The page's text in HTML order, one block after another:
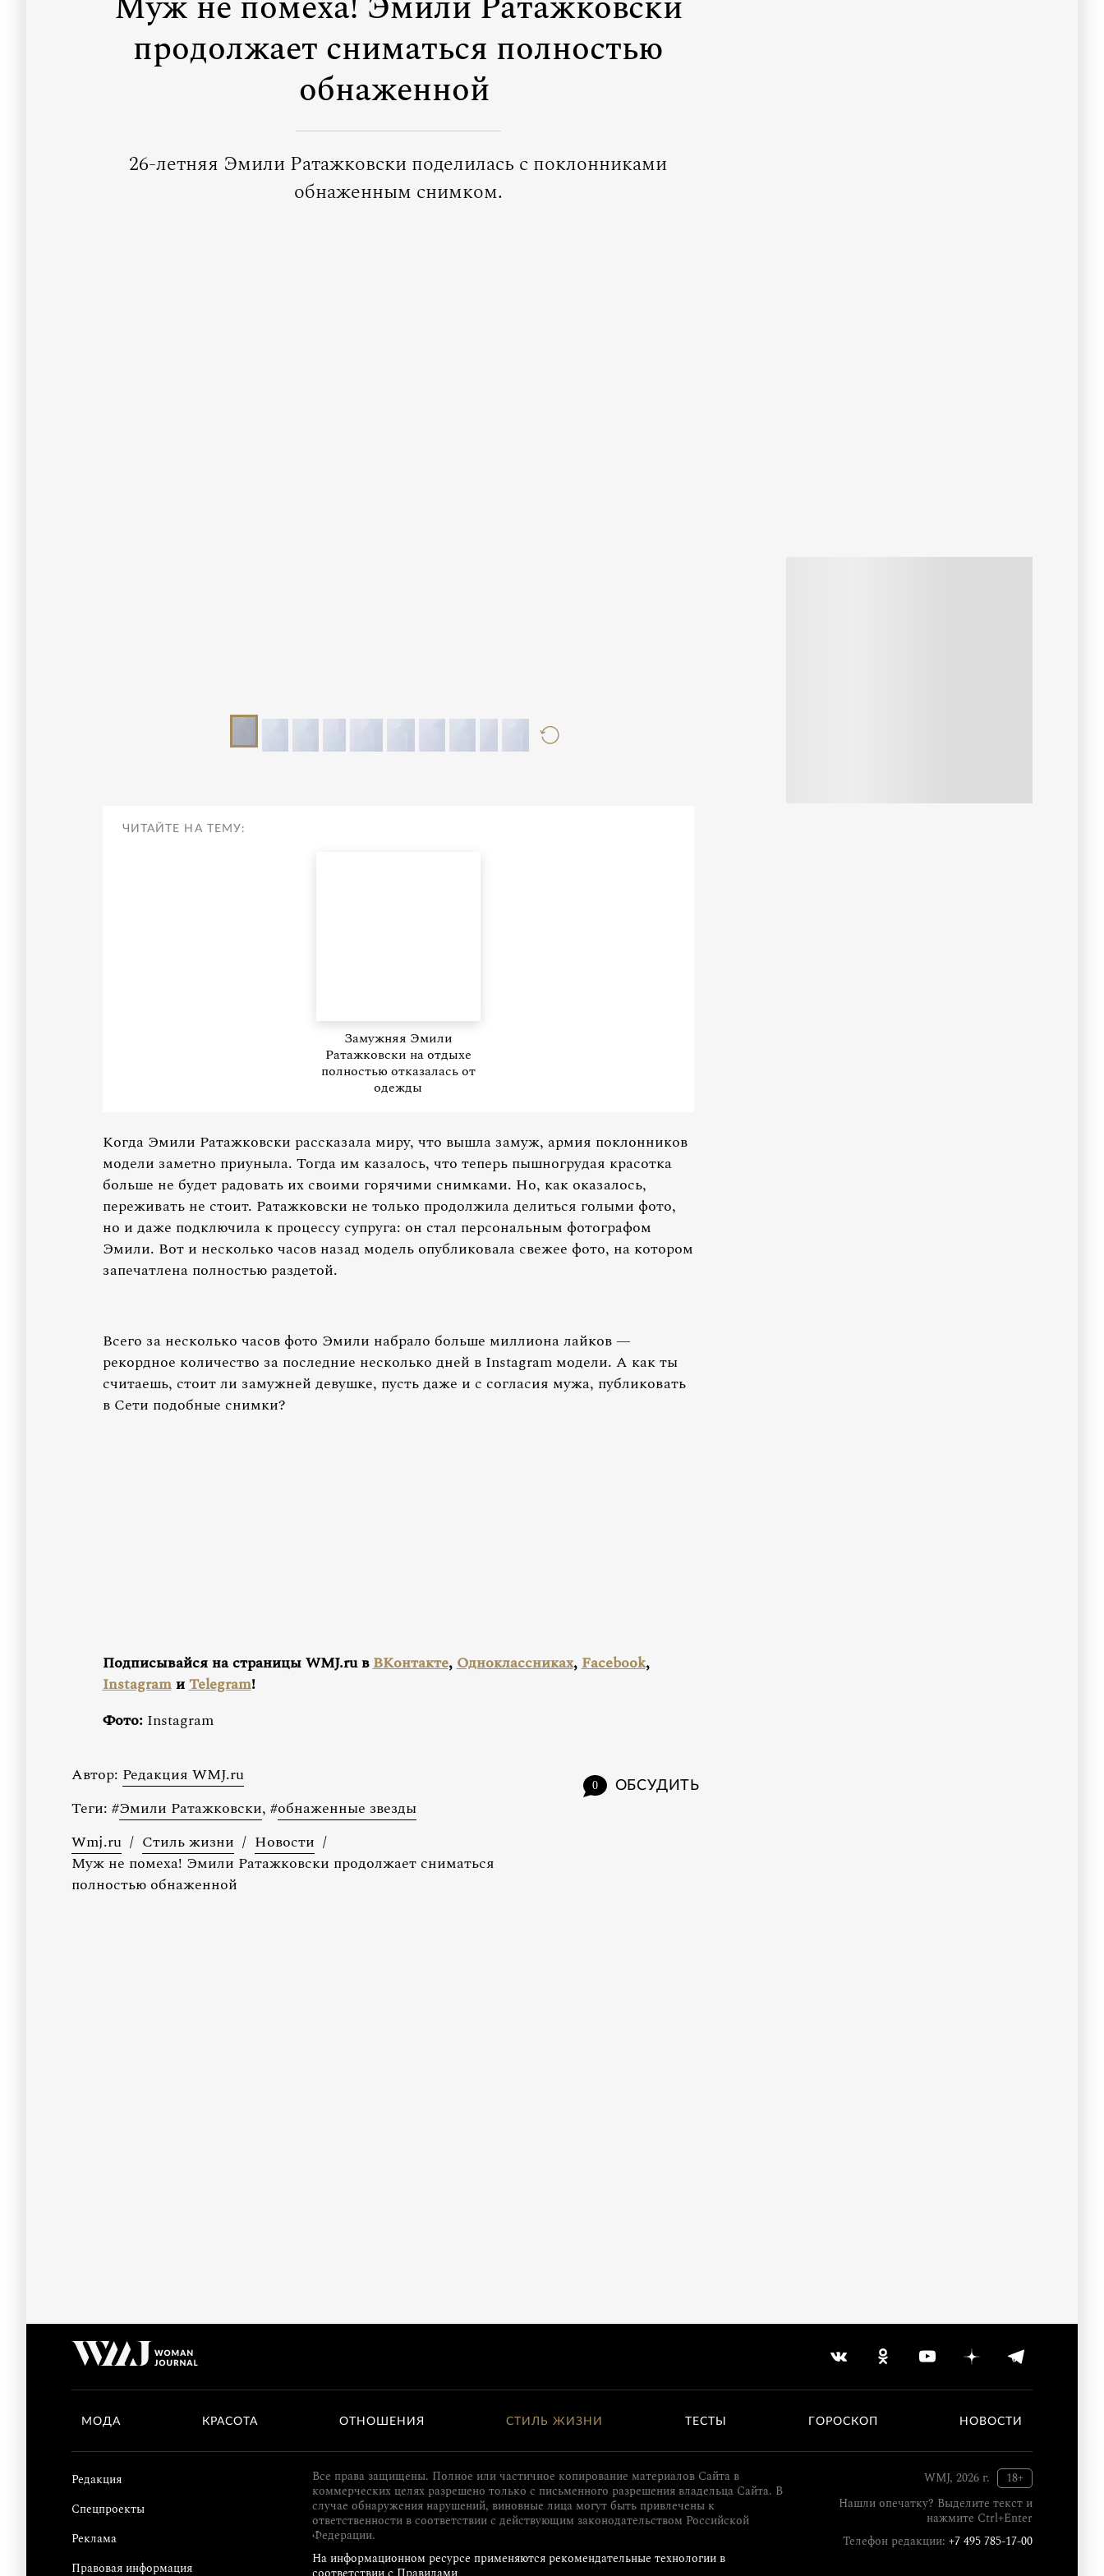
продолжает сниматься полностью
обнаженной
26-летняя Эмили Ратажковски поделилась с поклонниками
обнаженным снимком.
ЧИТАЙТЕ НА ТЕМУ:
Замужняя Эмили
Ратажковски на отдыхе
полностью отказалась от
одежды
Когда Эмили Ратажковски рассказала миру, что вышла замуж, армия поклонников
модели заметно приуныла. Тогда им казалось, что теперь пышногрудая красотка
больше не будет радовать их своими горячими снимками. Но, как оказалось,
переживать не стоит. Ратажковски не только продолжила делиться голыми фото,
но и даже подключила к процессу супруга: он стал персональным фотографом
Эмили. Вот и несколько часов назад модель опубликовала свежее фото, на котором
запечатлена полностью раздетой.
Всего за несколько часов фото Эмили набрало больше миллиона лайков —
рекордное количество за последние несколько дней в Instagram модели. А как ты
считаешь, стоит ли замужней девушке, пусть даже и с согласия мужа, публиковать
в Сети подобные снимки?
Подписывайся на страницы WMJ.ru вВКонтакте,Одноклассниках,Facebook,
InstagramиTelegram!
Фото:Instagram
0 ОБСУДИТЬ
Автор: Редакция WMJ.ru
Теги: #Эмили Ратажковски, #обнаженные звезды
Wmj.ru / Стиль жизни / Новости /
Муж не помеха! Эмили Ратажковски продолжает сниматься
полностью обнаженной
МОДА КРАСОТА ОТНОШЕНИЯ СТИЛЬ ЖИЗНИ ТЕСТЫ ГОРОСКОП НОВОСТИ
Редакция
Спецпроекты
Реклама
Правовая информация
WMJ, 2026 г.
18+
Нашли опечатку? Выделите текст и
нажмите Ctrl+Enter
Телефон редакции: +7 495 785-17-00
Все права защищены. Полное или частичное копирование материалов Сайта в
коммерческих целях разрешено только с письменного разрешения владельца Сайта. В
случае обнаружения нарушений, виновные лица могут быть привлечены к
ответственности в соответствии с действующим законодательством Российской
Федерации.
На информационном ресурсе применяются рекомендательные технологии в